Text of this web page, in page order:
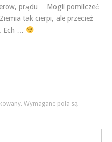
prądu… Mogli pomilczeć
tak cierpi, ale przecież
Ech …
Wymagane pola są